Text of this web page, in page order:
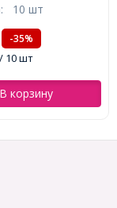
10 шт
-35%
/ 10 шт
В корзину